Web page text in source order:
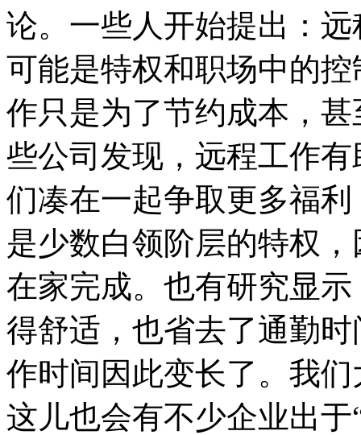
论。一些人开始提出：
可能是特权和职场中的
作只是为了节约成本，
些公司发现，远程工作
们凑在一起争取更多福
是少数白领阶层的特权
在家完成。也有研究显
得舒适，也省去了通勤
作时间因此变长了。我
这儿也会有不少企业出